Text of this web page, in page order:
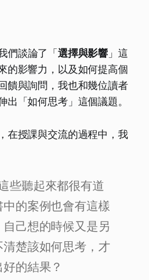
們談論了「選擇與影響 」這
的影響力，以及如何提高個
饋與詢問，我也和幾位讀者
「如何思考」這個議題。
在授課與交流的過程中，我
些聽起來都很有道
的案例也會有這樣
己想的時候又是另
楚該如何思考，才
的結果？